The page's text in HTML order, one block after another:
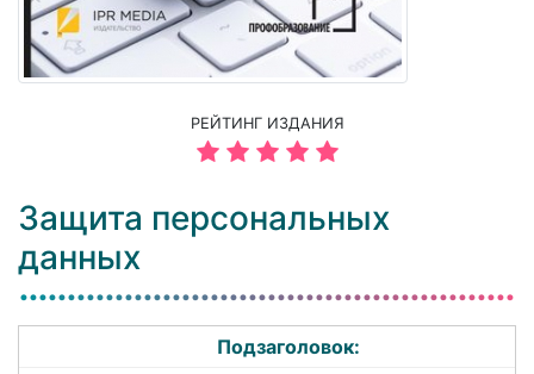
РЕЙТИНГ ИЗДАНИЯ
Защита персональных
данных
Подзаголовок: